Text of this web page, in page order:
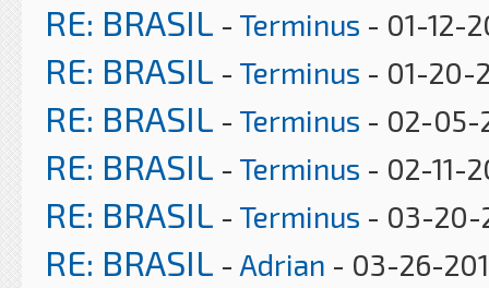
RE: BRASIL - Terminus - 01-12-
RE: BRASIL - Terminus - 01-20-
RE: BRASIL - Terminus - 02-05-
RE: BRASIL - Terminus - 02-11-
RE: BRASIL - Terminus - 03-20-
RE: BRASIL - Adrian - 03-26-